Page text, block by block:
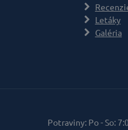
Letáky
Galéria
Potraviny: Po - So: